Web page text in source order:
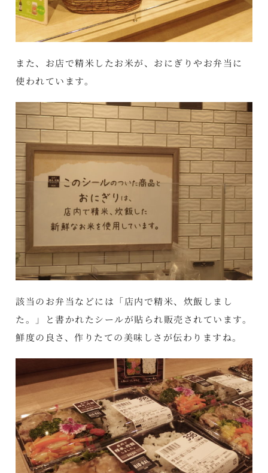
また、お店で精米したお米が、おにぎりやお弁当に
使われています。
該当のお弁当などには「店内で精米、炊飯しまし
た。」と書かれたシールが貼られ販売されています。
鮮度の良さ、作りたての美味しさが伝わりますね。